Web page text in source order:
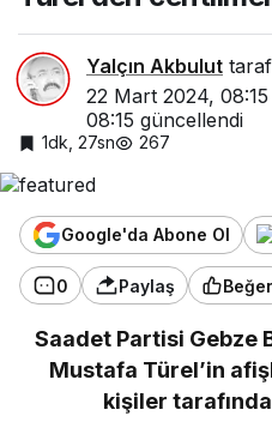
Yalçın Akbulut
22 Mart 2024, 08:15
08:15 güncellendi
1dk, 27sn 267
Google'da Abone Ol
0 Paylaş
Saadet Partisi Gebze
Mustafa Türel’in
kişiler